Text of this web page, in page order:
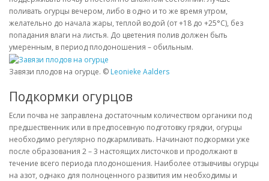
поливать огурцы вечером, либо в одно и то же время утром,
желательно до начала жары, теплой водой (от +18 до +25°С), без
попадания влаги на листья. До цветения полив должен быть
умеренным, в период плодоношения – обильным.
Завязи плодов на огурце. © Leonieke Aalders
Подкормки огурцов
Если почва не заправлена достаточным количеством органики под
предшественник или в предпосевную подготовку грядки, огурцы
необходимо регулярно подкармливать. Начинают подкормки уже
после образования 2 – 3 настоящих листочков и продолжают в
течение всего периода плодоношения. Наиболее отзывчивы огурцы
на азот, однако для полноценного развития им необходимы и